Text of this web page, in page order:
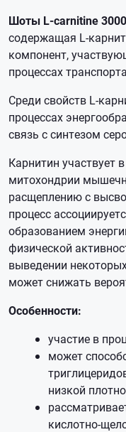
Шоты L-carnitine 3000
содержащая L-
компонент,
процессах
Среди свойств L-
процессах
связь с синтезом
Карнитин участвует
митохондрии
расщеплению с
процесс
образованием
физической
выведении
может снижать
Особенности:
участие в
может
низкой
кислотно-